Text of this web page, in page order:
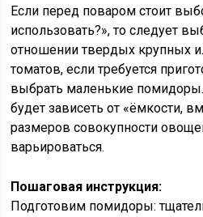
Если перед поваром стоит
использовать?», то следует
отношении твердых крупных
томатов, если требуется
выбрать маленькие
будет зависеть от «ёмкости,
размеров совокупности
варьироваться.
Пошаговая инструкция:
Подготовим помидоры: